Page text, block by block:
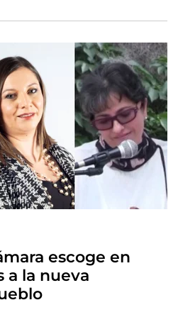
escoge en
a la nueva